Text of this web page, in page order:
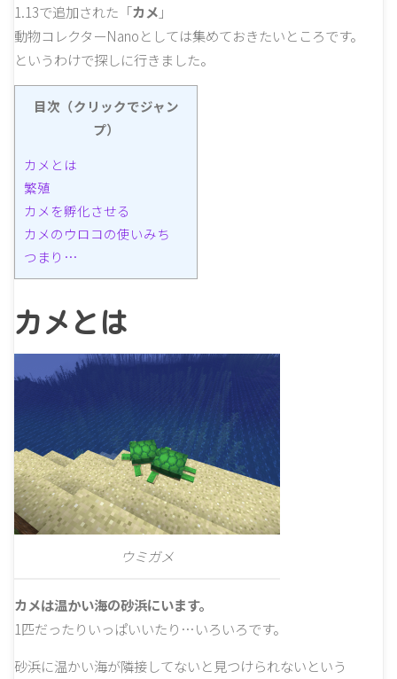
1.13で追加された「カメ 」
動物コレクターNanoとしては集めておきたいところです。
というわけで探しに行きました。
目次（クリックでジャン
プ）
カメとは
繁殖
カメを孵化させる
カメのウロコの使いみち
つまり…
カメとは
ウミガメ
カメは温かい海の砂浜にいます。
1匹だったりいっぱいいたり…いろいろです。
砂浜に温かい海が隣接してないと見つけられないという